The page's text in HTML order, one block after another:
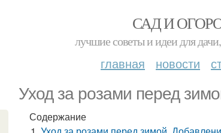
САД И
лучшие советы и идеи для
главная новости
Уход за розами перед
Содержание